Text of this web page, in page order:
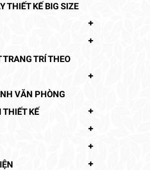
THIẾT KẾ BIG SIZE
TRÍ THEO
VĂN PHÒNG
KẾ